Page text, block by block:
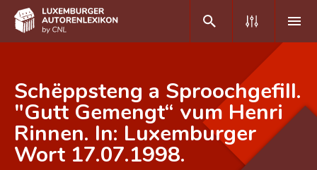
DE FR
Home
Autor(inn)en A-Z
Schëppsteng a Sproochgefill.
"Gutt Gemengt“ vum Henri
Rinnen. In: Luxemburger
Wort 17.07.1998.